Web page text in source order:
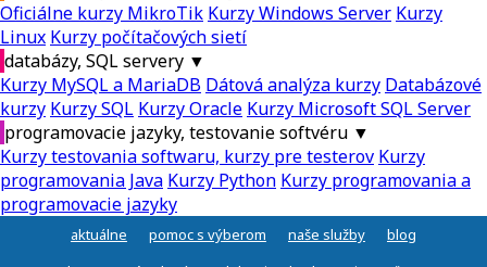
Oficiálne kurzy MikroTik Kurzy Windows Server Kurzy
Linux Kurzy počítačových sietí
databázy, SQL servery ▼
Kurzy MySQL a MariaDB Dátová analýza kurzy Databázové
kurzy Kurzy SQL Kurzy Oracle Kurzy Microsoft SQL Server
programovacie jazyky, testovanie softvéru ▼
Kurzy testovania softwaru, kurzy pre testerov Kurzy
programovania Java Kurzy Python Kurzy programovania a
programovacie jazyky
aktuálne pomoc s výberom naše služby
blog